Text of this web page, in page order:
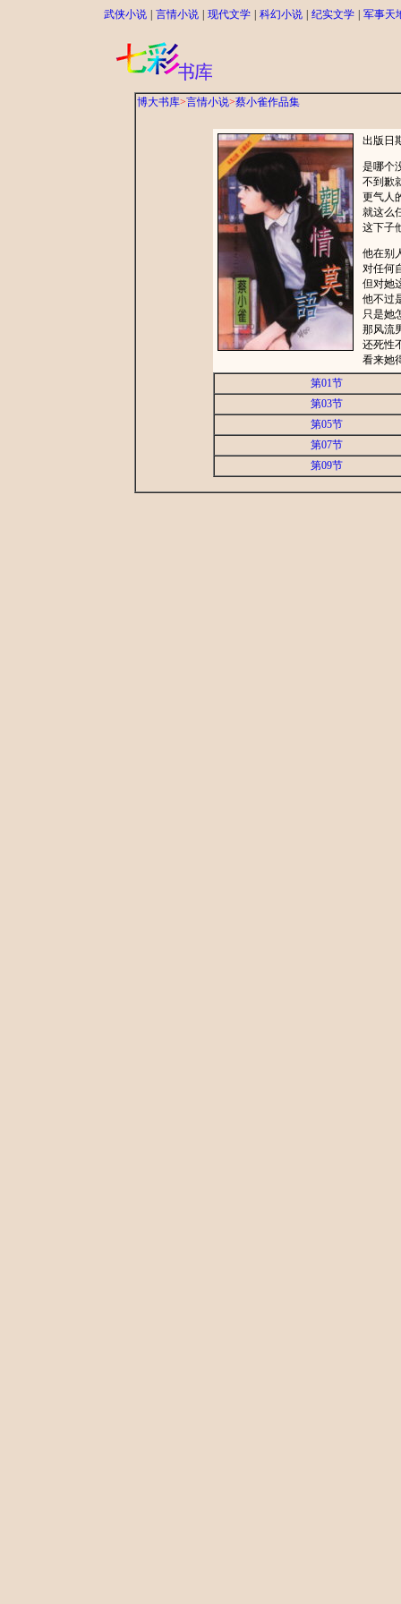
武侠小说 言情小说 现代文学 科幻小说 纪实文学 军事天
博大书库>言情小说>蔡小雀作品集
出版日
是哪个
不到歉
更气人
就这么
这下子
他在别
对任何
但对她
他不过
只是她
那风流
还死性
看来她
第01节
第03节
第05节
第07节
第09节